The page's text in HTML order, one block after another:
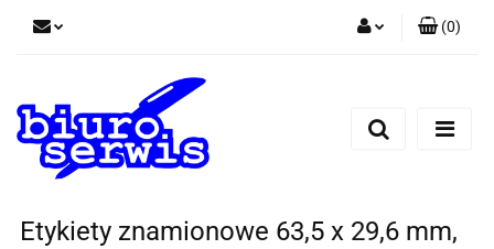
Zarejestruj się
(0)
Etykiety znamionowe 63,5 x 29,6 mm,